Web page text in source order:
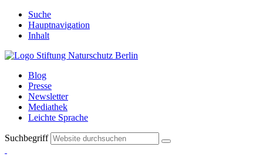
Suche
Hauptnavigation
Inhalt
Blog
Presse
Newsletter
Mediathek
Leichte Sprache
Suchbegriff